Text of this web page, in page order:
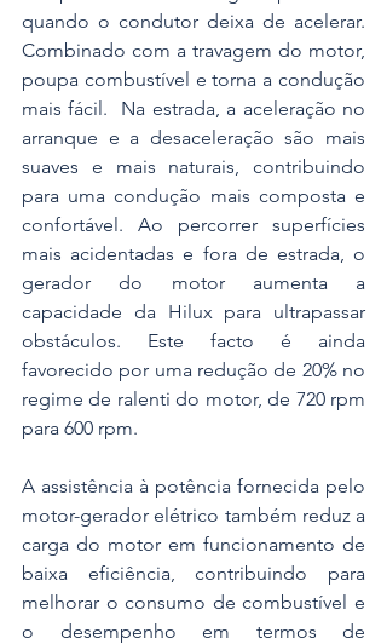
quando o condutor deixa de acelerar.
Combinado com a travagem do motor,
poupa combustível e torna a condução
mais fácil.  Na estrada, a aceleração no
arranque e a desaceleração são mais
suaves e mais naturais, contribuindo
para uma condução mais composta e
confortável. Ao percorrer superfícies
mais acidentadas e fora de estrada, o
gerador do motor aumenta a
capacidade da Hilux para ultrapassar
obstáculos. Este facto é ainda
favorecido por uma redução de 20% no
regime de ralenti do motor, de 720 rpm
para 600 rpm.
A assistência à potência fornecida pelo
motor-gerador elétrico também reduz a
carga do motor em funcionamento de
baixa eficiência, contribuindo para
melhorar o consumo de combustível e
o desempenho em termos de